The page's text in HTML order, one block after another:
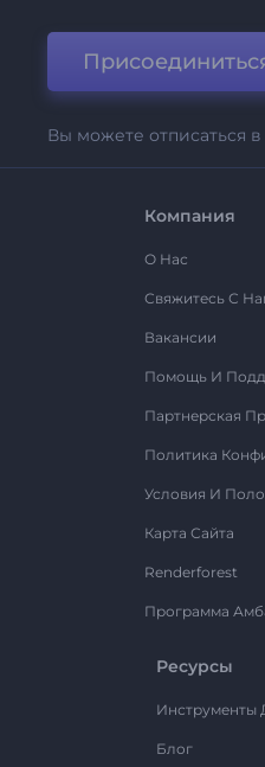
Вы можете отписаться
Компания
О Нас
Свяжитесь С
Вакансии
Помощь И
Партнерская
Политика
Условия И
Карта Сайта
Renderforest
Программа
Ресурсы
Инструменты
Блог